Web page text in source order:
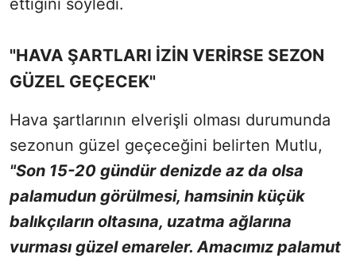
ettiğini söyledi.
"HAVA ŞARTLARI İZİN VERİRSE SEZON
GÜZEL GEÇECEK"
Hava şartlarının elverişli olması durumunda
sezonun güzel geçeceğini belirten Mutlu,
"Son 15-20 gündür denizde az da olsa
palamudun görülmesi, hamsinin küçük
balıkçıların oltasına, uzatma ağlarına
vurması güzel emareler. Amacımız palamut